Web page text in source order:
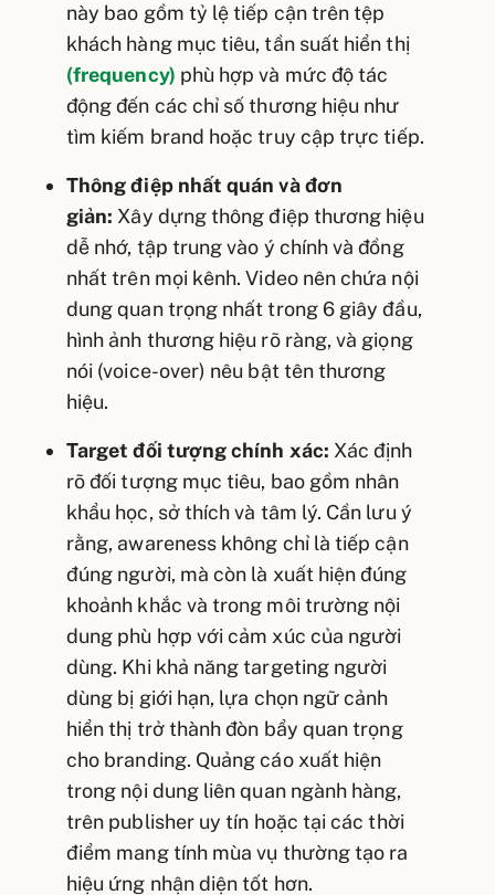
này bao gồm tỷ lệ tiếp cận trên tệp
khách hàng mục tiêu, tần suất hiển thị
(frequency) phù hợp và mức độ tác
động đến các chỉ số thương hiệu như
tìm kiếm brand hoặc truy cập trực tiếp.
Thông điệp nhất quán và đơn
giản: Xây dựng thông điệp thương hiệu
dễ nhớ, tập trung vào ý chính và đồng
nhất trên mọi kênh. Video nên chứa nội
dung quan trọng nhất trong 6 giây đầu,
hình ảnh thương hiệu rõ ràng, và giọng
nói (voice-over) nêu bật tên thương
hiệu.
Target đối tượng chính xác: Xác định
rõ đối tượng mục tiêu, bao gồm nhân
khẩu học, sở thích và tâm lý. Cần lưu ý
rằng, awareness không chỉ là tiếp cận
đúng người, mà còn là xuất hiện đúng
khoảnh khắc và trong môi trường nội
dung phù hợp với cảm xúc của người
dùng. Khi khả năng targeting người
dùng bị giới hạn, lựa chọn ngữ cảnh
hiển thị trở thành đòn bẩy quan trọng
cho branding. Quảng cáo xuất hiện
trong nội dung liên quan ngành hàng,
trên publisher uy tín hoặc tại các thời
điểm mang tính mùa vụ thường tạo ra
hiệu ứng nhận diện tốt hơn.